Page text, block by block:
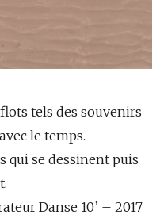
tels des souvenirs
le temps.
qui se dessinent puis
Danse 10’ – 2017